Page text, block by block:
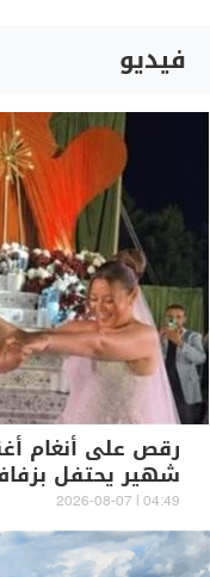
فيديو
رقص على أنغام
شهير يحتفل
04:49 | 2026-08-07